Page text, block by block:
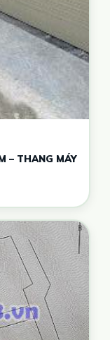
– THANG MÁY